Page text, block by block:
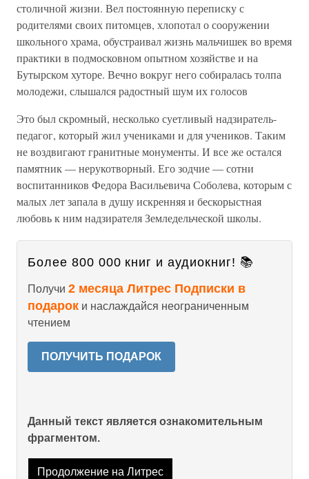
столичной жизни. Вел постоянную переписку с
родителями своих питомцев, хлопотал о сооружении
школьного храма, обустраивал жизнь мальчишек во время
практики в подмосковном опытном хозяйстве и на
Бутырском хуторе. Вечно вокруг него собиралась толпа
молодежи, слышался радостный шум их голосов
Это был скромный, несколько суетливый надзиратель-
педагог, который жил учениками и для учеников. Таким
не воздвигают гранитные монументы. И все же остался
памятник — нерукотворный. Его зодчие — сотни
воспитанников Федора Васильевича Соболева, которым с
малых лет запала в душу искренняя и бескорыстная
любовь к ним надзирателя Земледельческой школы.
Более 800 000 книг и аудиокниг! 📚
Получи 2 месяца Литрес Подписки в
подарок и наслаждайся неограниченным
чтением
ПОЛУЧИТЬ ПОДАРОК
Данный текст является ознакомительным
фрагментом.
Продолжение на Литрес